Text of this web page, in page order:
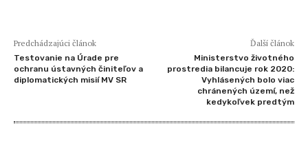
Predchádzajúci článok
Testovanie na Úrade pre
ochranu ústavných činiteľov a
diplomatických misií MV SR
Ďalší článok
Ministerstvo životného
prostredia bilancuje rok 2020:
Vyhlásených bolo viac
chránených území, než
kedykoľvek predtým